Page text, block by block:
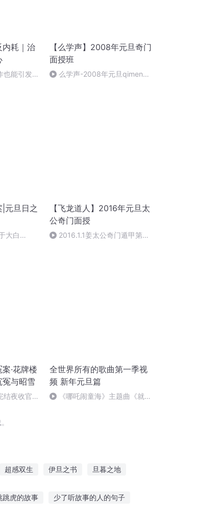
内耗｜治
也能引发万
【么学声】2008年元旦奇门
面授班
么学声-2008年元旦qimen面
|元旦日之
大白
【飞龙道人】2016年元旦太
公奇门面授
2016.1.1姜太公奇门遁甲第一
·花牌楼
冤与昭雪
结夜收官，
全世界所有的歌曲第一季视
频 新年元旦篇
《哪吒闹童海》主题曲《就是
超感双生 伊旦之书 旦暮之地
跳虎的故事 少了听故事的人的句子